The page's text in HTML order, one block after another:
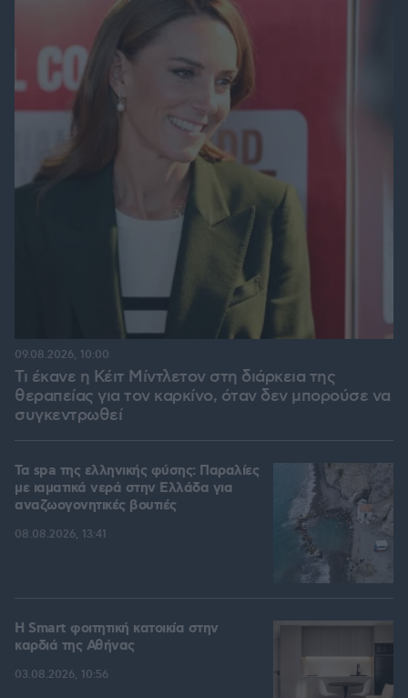
Τι έκανε η Κέιτ Μίντλετον στη διάρκεια της
θεραπείας για τον καρκίνο, όταν δεν μπορούσε να
συγκεντρωθεί
09.08.2026, 10:00
Τα spa της ελληνικής φύσης: Παραλίες
με ιαματικά νερά στην Ελλάδα για
αναζωογονητικές βουτιές
08.08.2026, 13:41
Η Smart φοιτητική κατοικία στην
καρδιά της Αθήνας
03.08.2026, 10:56